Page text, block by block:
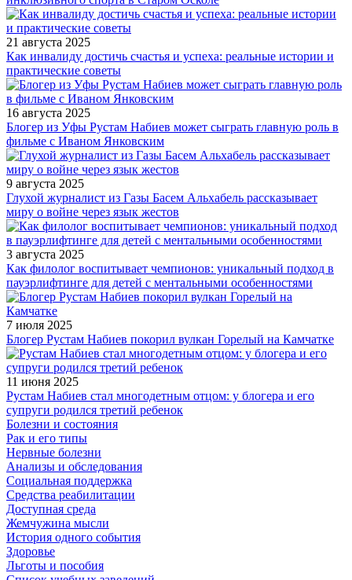
21 августа 2025
Как инвалиду достичь счастья и успеха: реальные истории и
практические советы
16 августа 2025
Блогер из Уфы Рустам Набиев может сыграть главную роль в
фильме с Иваном Янковским
9 августа 2025
Глухой журналист из Газы Басем Альхабель рассказывает
миру о войне через язык жестов
3 августа 2025
Как филолог воспитывает чемпионов: уникальный подход в
пауэрлифтинге для детей с ментальными особенностями
7 июля 2025
Блогер Рустам Набиев покорил вулкан Горелый на Камчатке
11 июня 2025
Рустам Набиев стал многодетным отцом: у блогера и его
супруги родился третий ребенок
Болезни и состояния
Рак и его типы
Нервные болезни
Анализы и обследования
Социальная поддержка
Средства реабилитации
Доступная среда
Жемчужина мысли
История одного события
Здоровье
Льготы и пособия